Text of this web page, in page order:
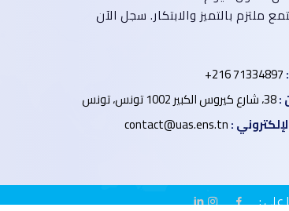
ملتزم بالتميز والابتكار. سجل الآن
+216 71334897
:
:
على :